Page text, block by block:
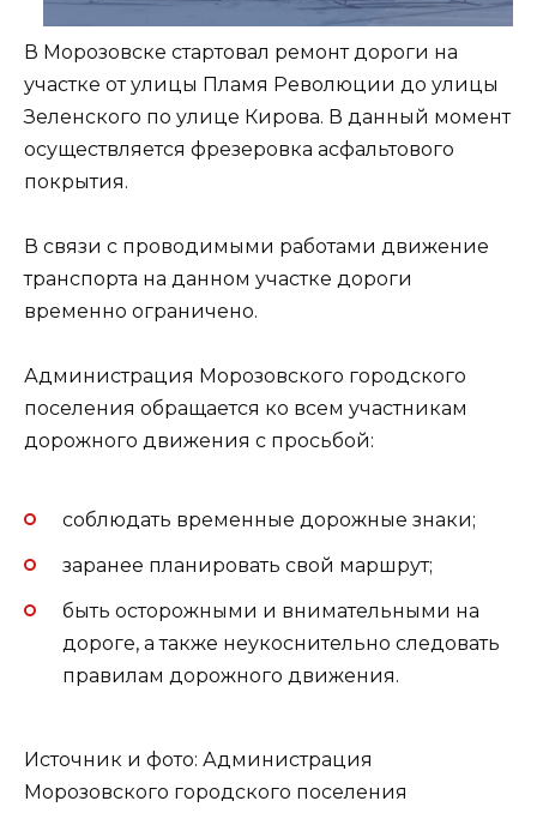
В Морозовске стартовал ремонт дороги на
участке от улицы Пламя Революции до улицы
Зеленского по улице Кирова. В данный момент
осуществляется фрезеровка асфальтового
покрытия.
В связи с проводимыми работами движение
транспорта на данном участке дороги
временно ограничено.
Администрация Морозовского городского
поселения обращается ко всем участникам
дорожного движения с просьбой:
соблюдать временные дорожные знаки;
заранее планировать свой маршрут;
быть осторожными и внимательными на
дороге, а также неукоснительно следовать
правилам дорожного движения.
Источник и фото: Администрация
Морозовского городского поселения